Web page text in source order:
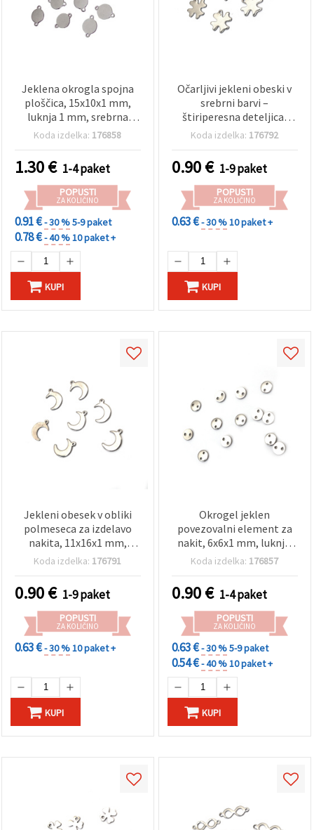
Jeklena okrogla spojna
ploščica, 15x10x1 mm,
luknja 1 mm, srebrna
barva – paket 20 kosov
Koda izdelka: 176858
1.30€ 1-4 paket
POPUSTI
ZA KOLIČINO
0.91 €- 30 %5-9 paket
0.78 €- 40 %10 paket +
KUPI
Očarljivi jekleni obeski v
srebrni barvi –
štiriperesna deteljica,
15x15x1 mm, luknja 1 mm
kosov za srečni nakit, DIY
in hobi ustvarjanje
Koda izdelka: 176792
0.90€ 1-9 paket
POPUSTI
ZA KOLIČINO
0.63 €- 30 %10 paket +
KUPI
Jekleni obesek v obliki
polmeseca za izdelavo
nakita, 11x16x1 mm,
luknja 1 mm, srebrne
Koda izdelka: 176791
0.90€ 1-9 paket
POPUSTI
ZA KOLIČINO
0.63 €- 30 %10 paket +
KUPI
Okrogel jeklen
povezovalni element za
nakit, 6x6x1 mm, luknja:
0,5 mm, barva srebra - 20
Koda izdelka: 176857
0.90€ 1-4 paket
POPUSTI
ZA KOLIČINO
0.63 €- 30 %5-9 paket
0.54 €- 40 %10 paket +
KUPI